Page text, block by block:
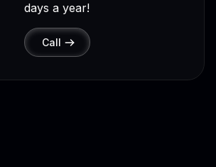
days a year!
Call